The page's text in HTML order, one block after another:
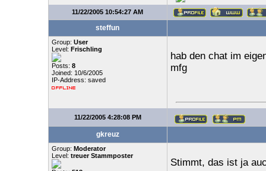
11/22/2005 10:54:27 AM
steffun
Group: User
Level: Frischling
Posts: 8
Joined: 10/6/2005
IP-Address: saved
hab den chat im
mfg
11/22/2005 4:28:08 PM
gkreuz
Group: Moderator
Level: treuer Stammposter
Stimmt, das ist ja